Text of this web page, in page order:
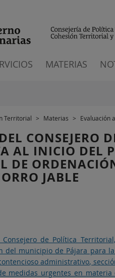
MATERIAS
Territorial > Materias > Evaluación
CONSEJERO
AL INICIO DEL
DE
JABLE
de Política
del municipio de Pájara para
administrativo,
medidas urgentes en